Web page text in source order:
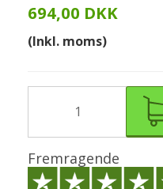
694,00 DKK
(Inkl. moms)
Fremragende